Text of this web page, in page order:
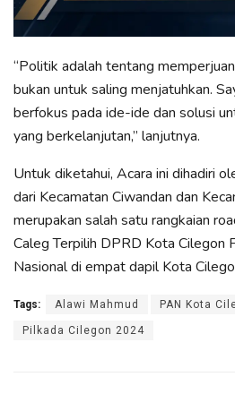
“Politik adalah tentang
bukan untuk saling menjatuhkan.
berfokus pada ide-ide dan solusi
yang berkelanjutan,” lanjutnya.
Untuk diketahui, Acara ini dihadiri
dari Kecamatan Ciwandan dan
merupakan salah satu rangkaian
Caleg Terpilih DPRD Kota Cilegon
Nasional di empat dapil Kota
Tags: Alawi Mahmud PAN Kota
Pilkada Cilegon 2024